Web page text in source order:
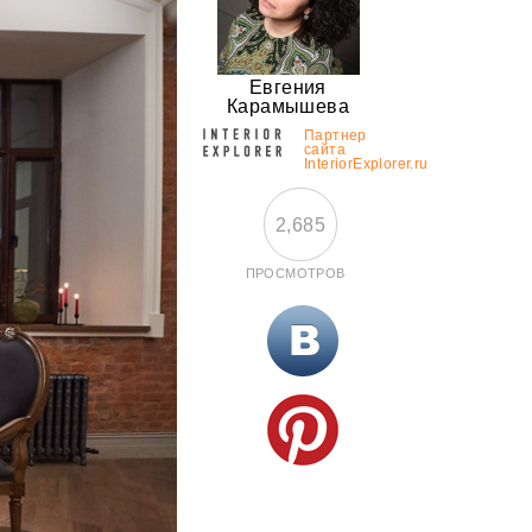
Евгения
Карамышева
Партнер
сайта
InteriorExplorer.ru
2,685
ПРОСМОТРОВ